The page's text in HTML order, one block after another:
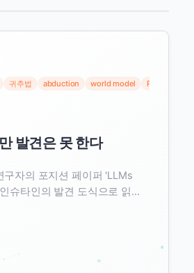
귀추법 abduction world model Physical AI
발견은 못 한다
구자의 포지션 페이퍼 'LLMs
슈타인의 발견 도식으로 읽는